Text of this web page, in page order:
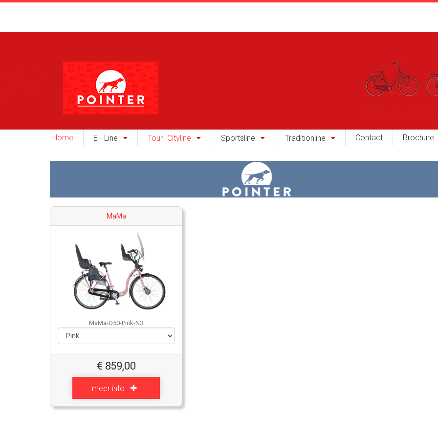
Home E - Line Tour- Cityline Sportsline Traditionline Contact Brochure
MaMa
MaMa-D50-Pink-N3
€ 859,00
meer info